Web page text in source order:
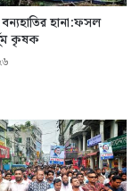
হানা:ফসল
কৃষক